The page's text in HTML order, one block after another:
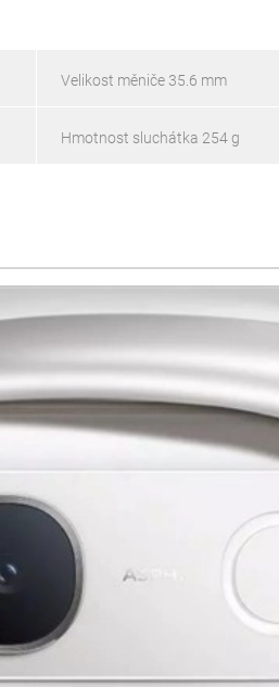
Velikost měniče 35.6 mm
Hmotnost sluchátka 254 g